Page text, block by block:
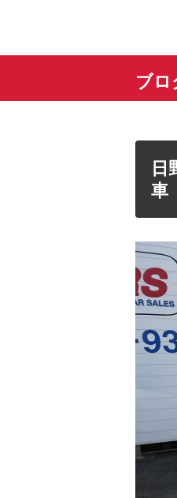
ブロ
車